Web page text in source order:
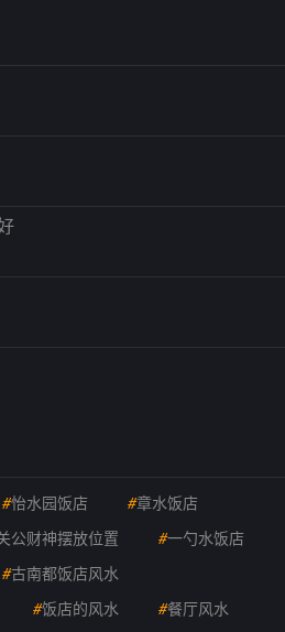
#怡水园饭店 #章水饭店
公财神摆放位置 #一勺水饭店
#古南都饭店风水
#饭店的风水 #餐厅风水